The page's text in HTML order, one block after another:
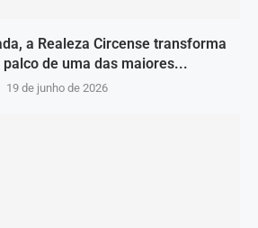
a Realeza Circense transforma
palco de uma das maiores...
19 de junho de 2026